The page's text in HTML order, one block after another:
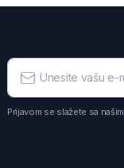
Prijavom se slažete sa našim